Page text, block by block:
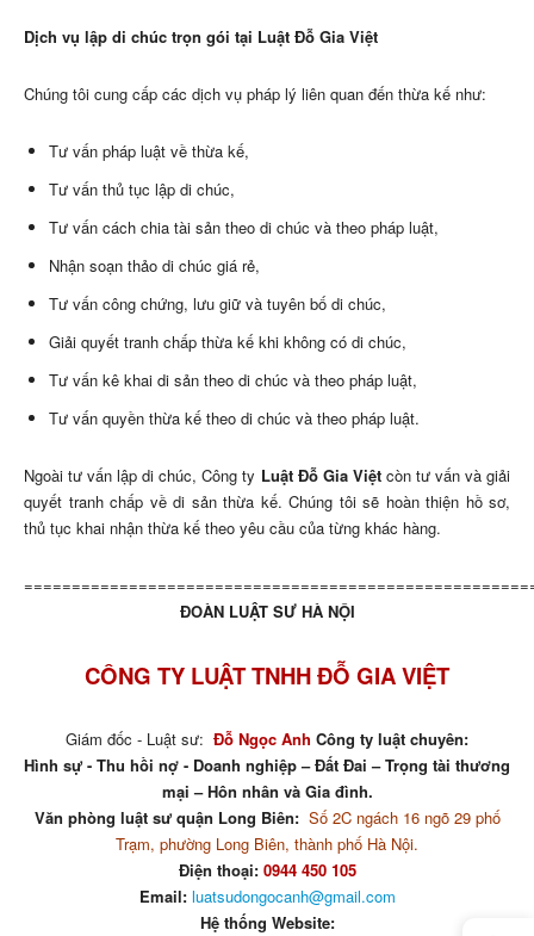
Dịch vụ lập di chúc trọn gói tại Luật Đỗ Gia Việt
Chúng tôi cung cấp các dịch vụ pháp lý liên quan đến thừa kế như:
Tư vấn pháp luật về thừa kế,
Tư vấn thủ tục lập di chúc,
Tư vấn cách chia tài sản theo di chúc và theo pháp luật,
Nhận soạn thảo di chúc giá rẻ,
Tư vấn công chứng, lưu giữ và tuyên bố di chúc,
Giải quyết tranh chấp thừa kế khi không có di chúc,
Tư vấn kê khai di sản theo di chúc và theo pháp luật,
Tư vấn quyền thừa kế theo di chúc và theo pháp luật.
Ngoài tư vấn lập di chúc, Công ty Luật Đỗ Gia Việtcòn tư vấn và giải
quyết tranh chấp về di sản thừa kế. Chúng tôi sẽ hoàn thiện hồ sơ,
thủ tục khai nhận thừa kế theo yêu cầu của từng khác hàng.
ĐOÀN LUẬT SƯ HÀ NỘI
CÔNG TY LUẬT TNHH ĐỖ GIA VIỆT
Giám đốc - Luật sư: Đỗ Ngọc Anh Công ty luật chuyên:
Hình sự - Thu hồi nợ - Doanh nghiệp – Đất Đai – Trọng tài thương
mại – Hôn nhân và Gia đình.
Văn phòng luật sư quận Long Biên: Số 2C ngách 16 ngõ 29 phố
Trạm, phường Long Biên, thành phố Hà Nội.
Điện thoại: 0944 450 105
Email: luatsudongocanh@gmail.com
Hệ thống Website: